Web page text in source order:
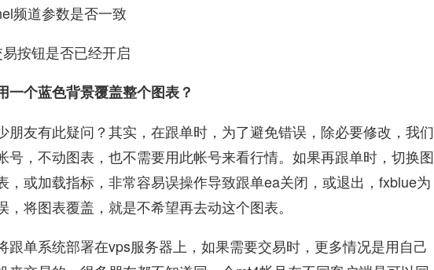
频道参数是否一致
按钮是否已经开启
一个蓝色背景覆盖整个图表？
朋友有此疑问？其实，在跟单时，为了避免错误，除必要修改，我们
号，不动图表，也不需要用此帐号来看行情。如果再跟单时，切换图
，或加载指标，非常容易误操作导致跟单ea关闭，或退出，fxblue为
，将图表覆盖，就是不希望再去动这个图表。
跟单系统部署在vps服务器上，如果需要交易时，更多情况是用自己